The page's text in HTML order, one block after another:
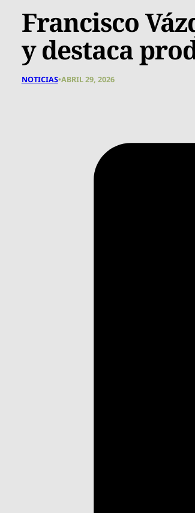
Francisco
y destaca
NOTICIAS•ABRIL 29, 2026